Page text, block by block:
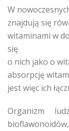
W
znajdują się
witaminami w
się
o nich jako o
absorpcję
jest więc ich
Organizm